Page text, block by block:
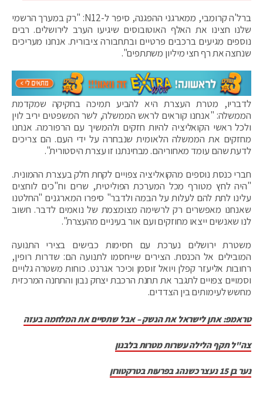
ברל'ה קרומבי, ממארגני ההפגנה, סיפר ל-N12: "רק במערך הרשמי
שלנו חצינו את האלף האוטובוסים שיגיעו הערב לירושלים. רבים
נוספים מגיעים ברכבים פרטיים ובתחבורה ציבורית. אנחנו מעריכים
שנחצה את רף חצי מיליון משתתפים".
לדבריו, מטרת העצרת היא להביע תמיכה בחקיקה שמקדמת
הממשלה: "אנחנו קוראים לראש הממשלה, לשר המשפטים יריב לוין
ולכל ראשי הקואליציה להיות חזקים ולהמשיך עם הרפורמה. אנחנו
מחזקים את הממשלה הלאומית שנבחרה על ידי העם. הם צריכים
לדעת שהם עומד מאחוריהם. מבחינתנו זו עצרת היסטורית".
חברי כנסת נוספים מהקואליציה צפויים לקחת חלק בעצרת ההמונית.
"היה לחץ מטורף מכל המערכת הפוליטית, שרים וח"כים לוחצים
עלינו לתת להם לעלות על הבמה ולדבר" סיפרו המארגנים "החלטנו
שאנחנו מאפשרים רק לרשימה מצומצמת של נואמים לדבר. חשוב
לנו שאנשים ייצאו מחוזקים ועם אור בעיניים מהעצרת".
משטרת ירושלים נערכת עם חסימות כבישים בצירי התנועה
המובילים אל הכנסת. הצירים שייחסמו לתנועה הם: שדרות רופין,
רחובות אליעזר קפלן ויואל זוסמן וכיכר אגרנט. כוחות משטרה גלויים
וסמויים צפויים לתגבר את תחנת הרכבת יצחק נבון והתחנה המרכזית
מחשש לעימותים בין הצדדים.
טראמפ: אתן לישראל את הנשק – אבל שתסיים את המלחמה בעזה
צה"ל תקף הלילה עשרות מטרות בלבנון
נער בן 15 נעצר כשנהג בפרעות בטרקטורון